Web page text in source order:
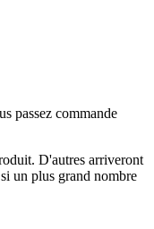
passez commande
D'autres arriveront
un plus grand nombre